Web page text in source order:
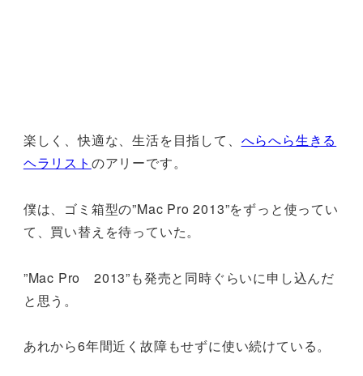
楽しく、快適な、生活を目指して、 へらへら生きる
ヘラリスト のアリーです。
僕は、ゴミ箱型の”Mac Pro 2013”をずっと使ってい
て、買い替えを待っていた。
”Mac Pro 2013”も発売と同時ぐらいに申し込んだ
と思う。
あれから6年間近く故障もせずに使い続けている。